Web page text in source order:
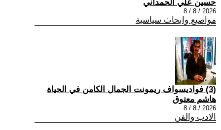
حسين علي الحمداني
2026 / 8 / 8
مواضيع وابحاث سياسية
(3) فواديسواف ريمونت الجمال الكامن في الحياة
هاشم معتوق
2026 / 8 / 8
الادب والفن